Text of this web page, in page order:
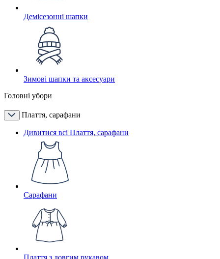
Демісезонні шапки
Зимові шапки та аксесуари
Головні убори
Плаття, сарафани
Дивитися всі Плаття, сарафани
Сарафани
Плаття з довгим рукавом